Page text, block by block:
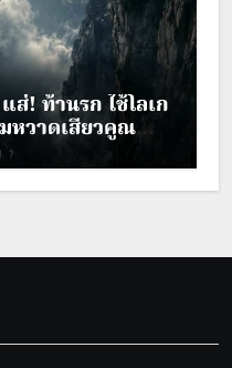
! ท้านรก ใช้โลเก
หวาดเสียวคูณ